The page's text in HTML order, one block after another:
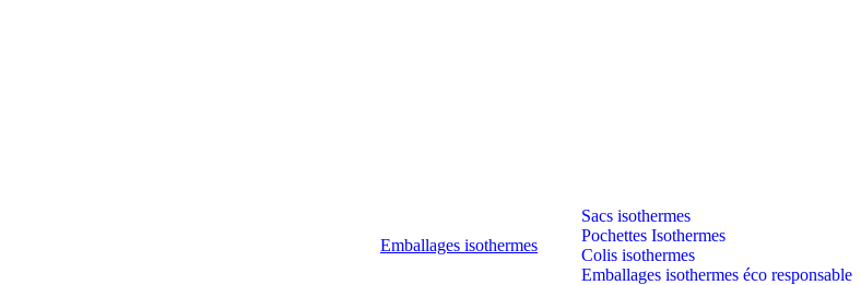
Emballages isothermes
Sacs isothermes
Pochettes Isothermes
Colis isothermes
Emballages isothermes éco responsable